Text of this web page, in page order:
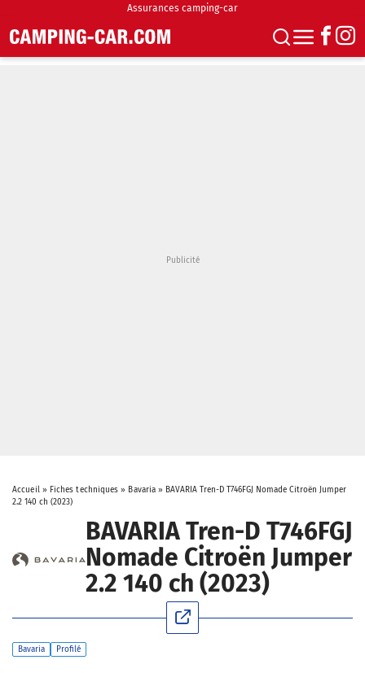
Assurances camping-car
Accueil» Fiches techniques » Bavaria » BAVARIA Tren-D T746FGJ Nomade Citroën Jumper
2.2 140 ch (2023)
BAVARIA Tren-D T746FGJ
Nomade Citroën Jumper
2.2 140 ch (2023)
Bavaria Profilé